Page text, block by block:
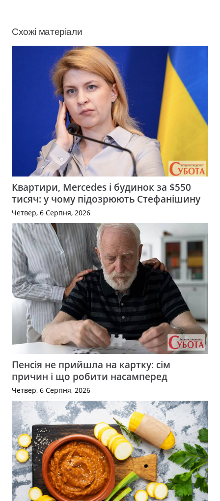
Схожі матеріали
Квартири, Mercedes і будинок за $550
тисяч: у чому підозрюють Стефанішину
Четвер, 6 Серпня, 2026
Пенсія не прийшла на картку: сім
причин і що робити насамперед
Четвер, 6 Серпня, 2026